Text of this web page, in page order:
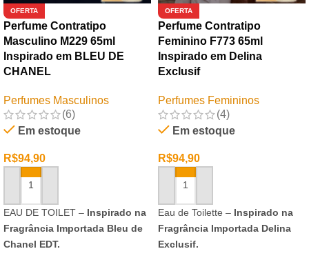
OFERTA
Perfume Contratipo
Masculino M229 65ml
Inspirado em BLEU DE
CHANEL
Perfumes Masculinos
(6)
Em estoque
R$94,90
ADICIONAR AO CARRINHO
EAU DE TOILET – Inspirado na
Fragrância Importada Bleu de
Chanel EDT.
OFERTA
Perfume Contratipo
Feminino F773 65ml
Inspirado em Delina
Exclusif
Perfumes Femininos
(4)
Em estoque
R$94,90
ADICIONAR AO CARRINHO
Eau de Toilette – Inspirado na
Fragrância Importada Delina
Exclusif.